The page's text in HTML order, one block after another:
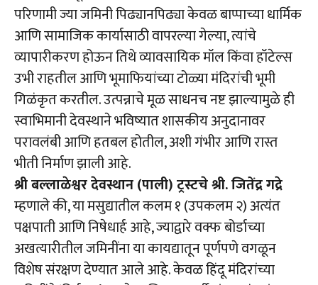
परिणामी ज्या जमिनी पिढ्यानपिढ्या केवळ बाप्पाच्या धार्मिक
आणि सामाजिक कार्यासाठी वापरल्या गेल्या, त्यांचे
व्यापारीकरण होऊन तिथे व्यावसायिक मॉल किंवा हॉटेल्स
उभी राहतील आणि भूमाफियांच्या टोळ्या मंदिरांची भूमी
गिळंकृत करतील. उत्पन्नाचे मूळ साधनच नष्ट झाल्यामुळे ही
स्वाभिमानी देवस्थाने भविष्यात शासकीय अनुदानावर
परावलंबी आणि हतबल होतील, अशी गंभीर आणि रास्त
भीती निर्माण झाली आहे.
श्री बल्लाळेश्वर देवस्थान (पाली) ट्रस्टचे श्री. जितेंद्र गद्रे
म्हणाले की, या मसुद्यातील कलम १ (उपकलम २) अत्यंत
पक्षपाती आणि निषेधार्ह आहे, ज्याद्वारे वक्फ बोर्डाच्या
अखत्यारीतील जमिनींना या कायद्यातून पूर्णपणे वगळून
विशेष संरक्षण देण्यात आले आहे. केवळ हिंदू मंदिरांच्या